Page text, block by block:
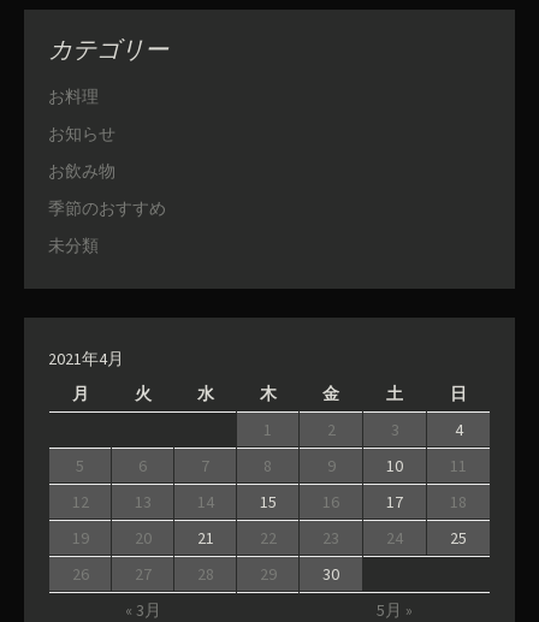
カテゴリー
お料理
お知らせ
お飲み物
季節のおすすめ
未分類
2021年4月
月
火 水 木 金 土 日
« 3月 5月 »
1 2 3
4
5
6 7 8 9 10
11
12
13 14 15 16 17
18
19
20 21 22 23 24
25
26
27 28 29 30